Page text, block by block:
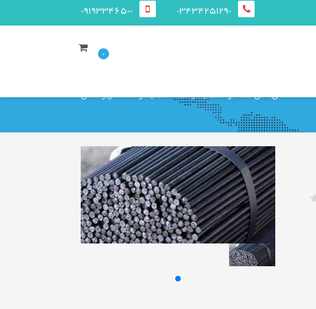
03434251290
09193346500
0
صفحه ی اصلی محصولات میلگرد ساده میلگرد ساده کویر کاشان